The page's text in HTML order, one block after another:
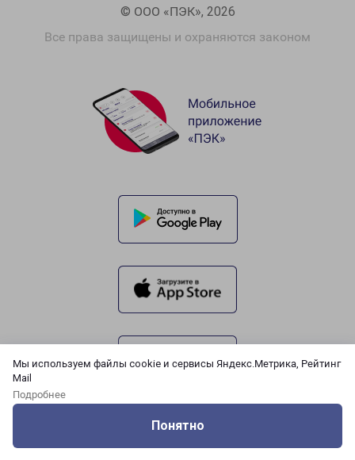
Мы используем файлы cookie и сервисы Яндекс.Метрика, Рейтинг
Mail
Подробнее
Понятно
© ООО «ПЭК», 2026
Все права защищены и охраняются законом